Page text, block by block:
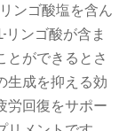
ンゴ酸塩を含ん
リンゴ酸が含ま
とができるとさ
生成を抑える効
労回復をサポー